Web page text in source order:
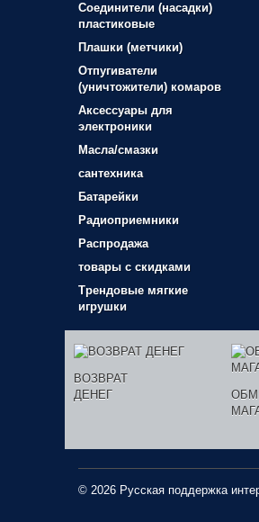
Соединители (насадки)
пластиковые
Плашки (метчики)
Отпугиватели
(уничтожители) комаров
Аксессуары для
электроники
Масла/смазки
сантехника
Батарейки
Радиоприемники
Распродажа
товары с скидками
Трендовые мягкие
игрушки
© 2026 Русская поддержка
ВОЗВРАТ
ДЕНЕГ